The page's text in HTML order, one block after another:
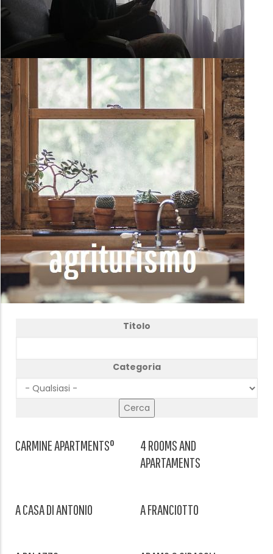
Titolo
Categoria
CARMINE APARTMENTS°
4 ROOMS AND
APARTAMENTS
A CASA DI ANTONIO A FRANCIOTTO